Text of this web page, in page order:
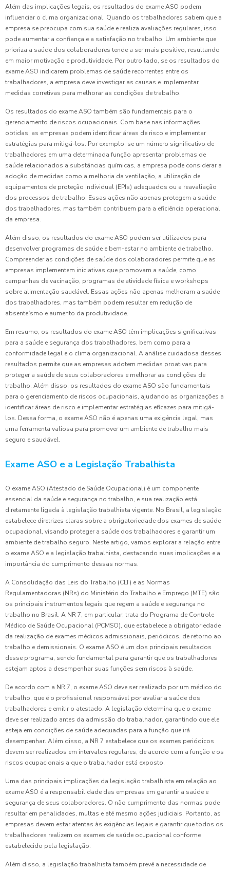
Além das implicações legais, os resultados do exame ASO podem
influenciar o clima organizacional. Quando os trabalhadores sabem que a
empresa se preocupa com sua saúde e realiza avaliações regulares, isso
pode aumentar a confiança e a satisfação no trabalho. Um ambiente que
prioriza a saúde dos colaboradores tende a ser mais positivo, resultando
em maior motivação e produtividade. Por outro lado, se os resultados do
exame ASO indicarem problemas de saúde recorrentes entre os
trabalhadores, a empresa deve investigar as causas e implementar
medidas corretivas para melhorar as condições de trabalho.
Os resultados do exame ASO também são fundamentais para o
gerenciamento de riscos ocupacionais. Com base nas informações
obtidas, as empresas podem identificar áreas de risco e implementar
estratégias para mitigá-los. Por exemplo, se um número significativo de
trabalhadores em uma determinada função apresentar problemas de
saúde relacionados a substâncias químicas, a empresa pode considerar a
adoção de medidas como a melhoria da ventilação, a utilização de
equipamentos de proteção individual (EPIs) adequados ou a reavaliação
dos processos de trabalho. Essas ações não apenas protegem a saúde
dos trabalhadores, mas também contribuem para a eficiência operacional
da empresa.
Além disso, os resultados do exame ASO podem ser utilizados para
desenvolver programas de saúde e bem-estar no ambiente de trabalho.
Compreender as condições de saúde dos colaboradores permite que as
empresas implementem iniciativas que promovam a saúde, como
campanhas de vacinação, programas de atividade física e workshops
sobre alimentação saudável. Essas ações não apenas melhoram a saúde
dos trabalhadores, mas também podem resultar em redução de
absenteísmo e aumento da produtividade.
Em resumo, os resultados do exame ASO têm implicações significativas
para a saúde e segurança dos trabalhadores, bem como para a
conformidade legal e o clima organizacional. A análise cuidadosa desses
resultados permite que as empresas adotem medidas proativas para
proteger a saúde de seus colaboradores e melhorar as condições de
trabalho. Além disso, os resultados do exame ASO são fundamentais
para o gerenciamento de riscos ocupacionais, ajudando as organizações a
identificar áreas de risco e implementar estratégias eficazes para mitigá-
los. Dessa forma, o exame ASO não é apenas uma exigência legal, mas
uma ferramenta valiosa para promover um ambiente de trabalho mais
seguro e saudável.
Exame ASO e a Legislação Trabalhista
O exame ASO (Atestado de Saúde Ocupacional) é um componente
essencial da saúde e segurança no trabalho, e sua realização está
diretamente ligada à legislação trabalhista vigente. No Brasil, a legislação
estabelece diretrizes claras sobre a obrigatoriedade dos exames de saúde
ocupacional, visando proteger a saúde dos trabalhadores e garantir um
ambiente de trabalho seguro. Neste artigo, vamos explorar a relação entre
o exame ASO e a legislação trabalhista, destacando suas implicações e a
importância do cumprimento dessas normas.
A Consolidação das Leis do Trabalho (CLT) e as Normas
Regulamentadoras (NRs) do Ministério do Trabalho e Emprego (MTE) são
os principais instrumentos legais que regem a saúde e segurança no
trabalho no Brasil. A NR 7, em particular, trata do Programa de Controle
Médico de Saúde Ocupacional (PCMSO), que estabelece a obrigatoriedade
da realização de exames médicos admissionais, periódicos, de retorno ao
trabalho e demissionais. O exame ASO é um dos principais resultados
desse programa, sendo fundamental para garantir que os trabalhadores
estejam aptos a desempenhar suas funções sem riscos à saúde.
De acordo com a NR 7, o exame ASO deve ser realizado por um médico do
trabalho, que é o profissional responsável por avaliar a saúde dos
trabalhadores e emitir o atestado. A legislação determina que o exame
deve ser realizado antes da admissão do trabalhador, garantindo que ele
esteja em condições de saúde adequadas para a função que irá
desempenhar. Além disso, a NR 7 estabelece que os exames periódicos
devem ser realizados em intervalos regulares, de acordo com a função e os
riscos ocupacionais a que o trabalhador está exposto.
Uma das principais implicações da legislação trabalhista em relação ao
exame ASO é a responsabilidade das empresas em garantir a saúde e
segurança de seus colaboradores. O não cumprimento das normas pode
resultar em penalidades, multas e até mesmo ações judiciais. Portanto, as
empresas devem estar atentas às exigências legais e garantir que todos os
trabalhadores realizem os exames de saúde ocupacional conforme
estabelecido pela legislação.
Além disso, a legislação trabalhista também prevê a necessidade de